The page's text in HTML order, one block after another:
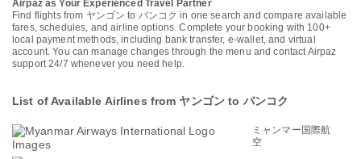
Airpaz as Your Experienced Travel Partner
Find flights from ヤンゴン to バンコク in one search and compare available
fares, schedules, and airline options. Complete your booking with 100+
local payment methods, including bank transfer, e-wallet, and virtual
account. You can manage changes through the menu and contact Airpaz
support 24/7 whenever you need help.
List of Available Airlines from ヤンゴン to バンコク
ミャンマー国際航
空